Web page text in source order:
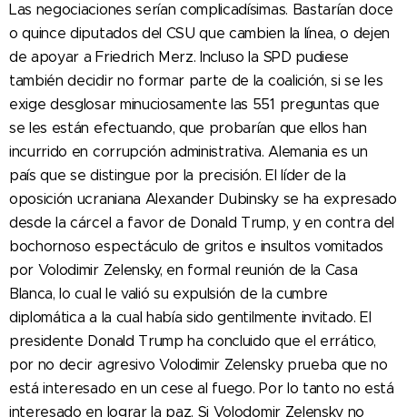
Las negociaciones serían complicadísimas. Bastarían doce
o quince diputados del CSU que cambien la línea, o dejen
de apoyar a Friedrich Merz. Incluso la SPD pudiese
también decidir no formar parte de la coalición, si se les
exige desglosar minuciosamente las 551 preguntas que
se les están efectuando, que probarían que ellos han
incurrido en corrupción administrativa. Alemania es un
país que se distingue por la precisión. El líder de la
oposición ucraniana Alexander Dubinsky se ha expresado
desde la cárcel a favor de Donald Trump, y en contra del
bochornoso espectáculo de gritos e insultos vomitados
por Volodimir Zelensky, en formal reunión de la Casa
Blanca, lo cual le valió su expulsión de la cumbre
diplomática a la cual había sido gentilmente invitado. El
presidente Donald Trump ha concluido que el errático,
por no decir agresivo Volodimir Zelensky prueba que no
está interesado en un cese al fuego. Por lo tanto no está
interesado en lograr la paz. Si Volodomir Zelensky no